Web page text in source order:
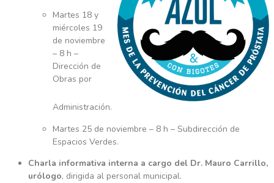
Martes 18 y
miércoles 19
de noviembre
– 8 h –
Dirección de
Obras por
Administración.
Martes 25 de noviembre – 8 h – Subdirección de
Espacios Verdes.
Charla informativa interna a cargo del Dr. Mauro Carrillo,
urólogo, dirigida al personal municipal.